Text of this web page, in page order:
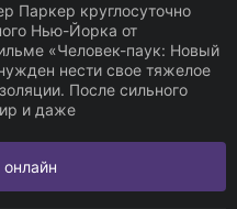
Паркер круглосуточно
Нью-Йорка от
«Человек-паук: Новый
нести свое тяжелое
После сильного
и даже